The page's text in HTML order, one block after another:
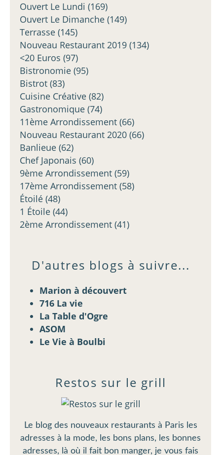
Ouvert Le Lundi (169)
Ouvert Le Dimanche (149)
Terrasse (145)
Nouveau Restaurant 2019 (134)
<20 Euros (97)
Bistronomie (95)
Bistrot (83)
Cuisine Créative (82)
Gastronomique (74)
11ème Arrondissement (66)
Nouveau Restaurant 2020 (66)
Banlieue (62)
Chef Japonais (60)
9ème Arrondissement (59)
17ème Arrondissement (58)
Étoilé (48)
1 Étoile (44)
2ème Arrondissement (41)
Restos sur le grill
Le blog des nouveaux restaurants à Paris les
adresses à la mode, les bons plans, les bonnes
adresses, là où il fait bon manger, je vous fais
D'autres blogs à suivre...
Marion à découvert
716 La vie
La Table d'Ogre
ASOM
Le Vie à Boulbi